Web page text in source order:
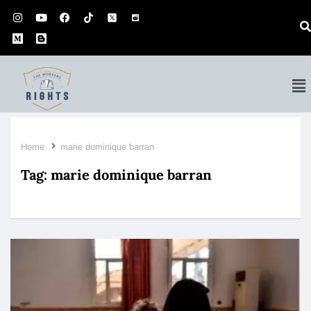
Home marie dominique barran
Tag: marie dominique barran